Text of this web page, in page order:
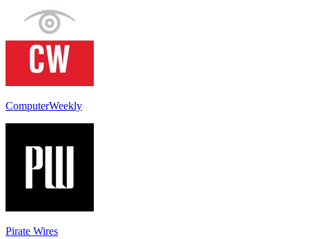
ComputerWeekly
Pirate Wires